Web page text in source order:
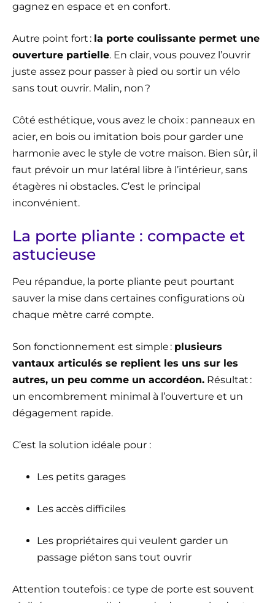
gagnez en espace et en confort.
Autre point fort : la porte coulissante permet une
ouverture partielle. En clair, vous pouvez l’ouvrir
juste assez pour passer à pied ou sortir un vélo
sans tout ouvrir. Malin, non ?
Côté esthétique, vous avez le choix : panneaux en
acier, en bois ou imitation bois pour garder une
harmonie avec le style de votre maison. Bien sûr, il
faut prévoir un mur latéral libre à l’intérieur, sans
étagères ni obstacles. C’est le principal
inconvénient.
La porte pliante : compacte et
astucieuse
Peu répandue, la porte pliante peut pourtant
sauver la mise dans certaines configurations où
chaque mètre carré compte.
Son fonctionnement est simple : plusieurs
vantaux articulés se replient les uns sur les
autres, un peu comme un accordéon. Résultat :
un encombrement minimal à l’ouverture et un
dégagement rapide.
C’est la solution idéale pour :
Les petits garages
Les accès difficiles
Les propriétaires qui veulent garder un
passage piéton sans tout ouvrir
Attention toutefois : ce type de porte est souvent